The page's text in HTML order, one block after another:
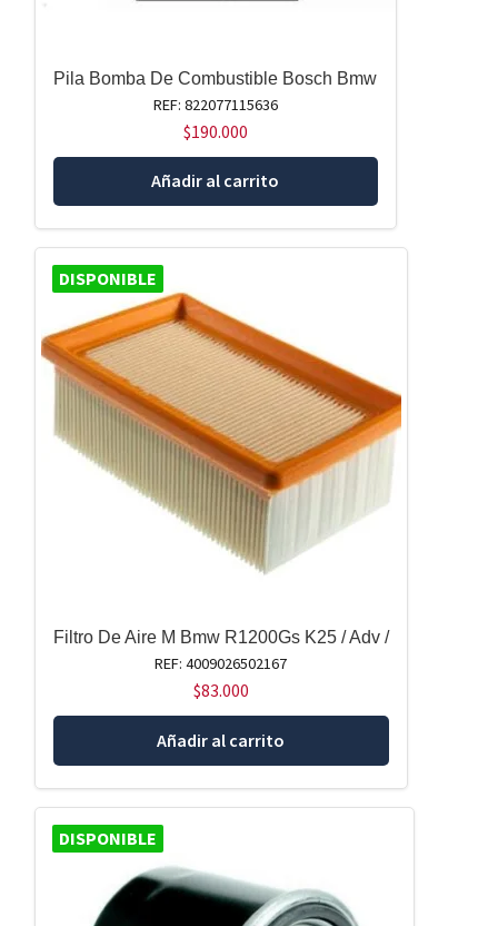
Pila Bomba De Combustible Bosch Bmw
REF: 822077115636
$190.000
Añadir al carrito
DISPONIBLE
Filtro De Aire M Bmw R1200Gs K25 / Adv /
REF: 4009026502167
$83.000
Añadir al carrito
DISPONIBLE